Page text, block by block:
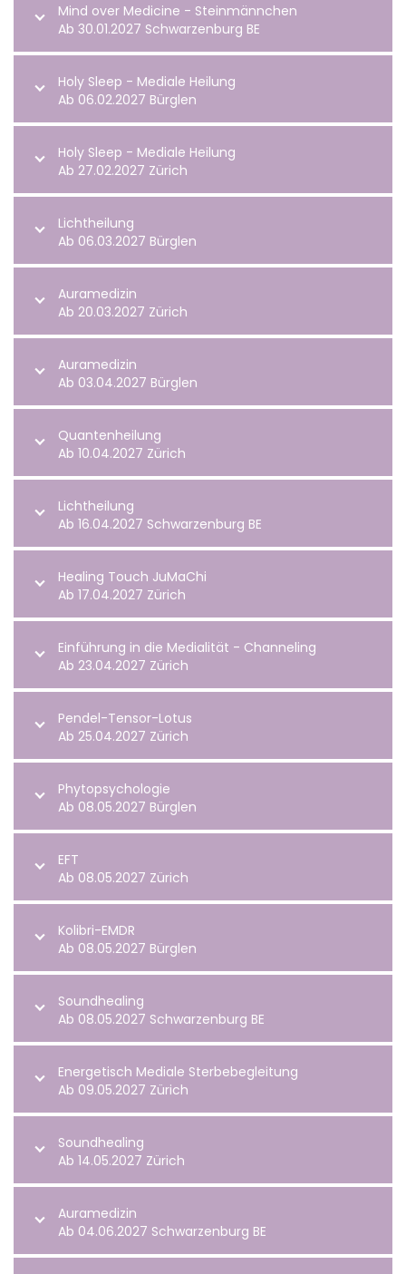
Mind over Medicine - Steinmännchen
Ab 30.01.2027 Schwarzenburg BE
Holy Sleep - Mediale Heilung
Ab 06.02.2027 Bürglen
Holy Sleep - Mediale Heilung
Ab 27.02.2027 Zürich
Lichtheilung
Ab 06.03.2027 Bürglen
Auramedizin
Ab 20.03.2027 Zürich
Auramedizin
Ab 03.04.2027 Bürglen
Quantenheilung
Ab 10.04.2027 Zürich
Lichtheilung
Ab 16.04.2027 Schwarzenburg BE
Healing Touch JuMaChi
Ab 17.04.2027 Zürich
Einführung in die Medialität - Channeling
Ab 23.04.2027 Zürich
Pendel-Tensor-Lotus
Ab 25.04.2027 Zürich
Phytopsychologie
Ab 08.05.2027 Bürglen
EFT
Ab 08.05.2027 Zürich
Kolibri-EMDR
Ab 08.05.2027 Bürglen
Soundhealing
Ab 08.05.2027 Schwarzenburg BE
Energetisch Mediale Sterbebegleitung
Ab 09.05.2027 Zürich
Soundhealing
Ab 14.05.2027 Zürich
Auramedizin
Ab 04.06.2027 Schwarzenburg BE